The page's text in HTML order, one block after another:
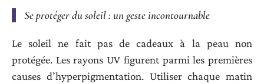
Se protéger du soleil : un geste incontournable
Le soleil ne fait pas de cadeaux à la peau non
protégée. Les rayons UV figurent parmi les premières
causes d’hyperpigmentation. Utiliser chaque matin